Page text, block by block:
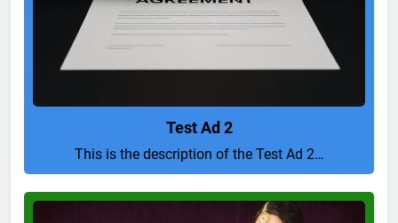
Test Ad 2
This is the description of the Test Ad 2…